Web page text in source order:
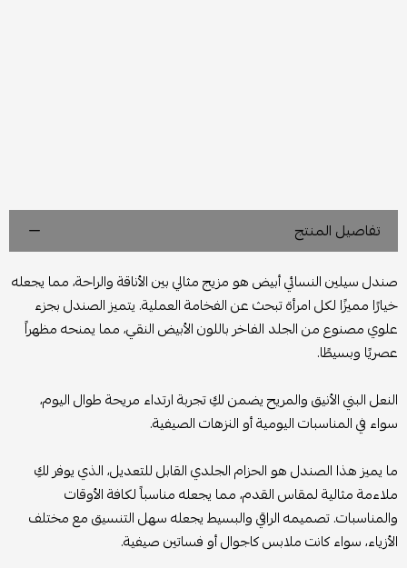
تفاصيل المنتج
صندل سيلين النسائي أبيض هو مزيج مثالي بين الأناقة والراحة، مما يجعله
خيارًا مميزًا لكل امرأة تبحث عن الفخامة العملية. يتميز الصندل بجزء
علوي مصنوع من الجلد الفاخر باللون الأبيض النقي، مما يمنحه مظهراً
عصريًا وبسيطًا.
النعل البني الأنيق والمريح يضمن لكِ تجربة ارتداء مريحة طوال اليوم،
سواء في المناسبات اليومية أو النزهات الصيفية.
ما يميز هذا الصندل هو الحزام الجلدي القابل للتعديل، الذي يوفر لكِ
ملاءمة مثالية لمقاس القدم، مما يجعله مناسباً لكافة الأوقات
والمناسبات. تصميمه الراقي والبسيط يجعله سهل التنسيق مع مختلف
الأزياء، سواء كانت ملابس كاجوال أو فساتين صيفية.